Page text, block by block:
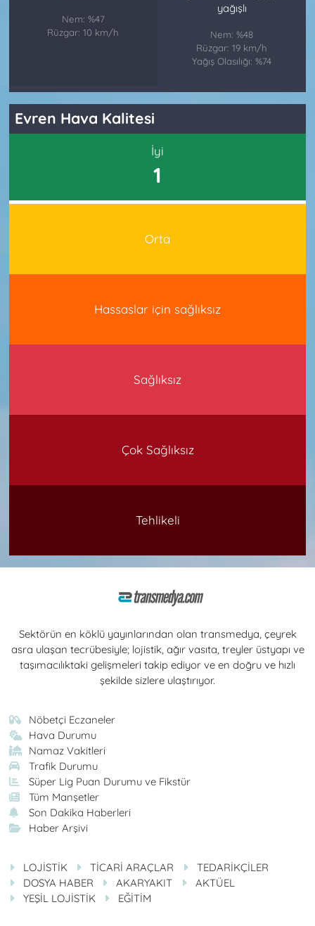
Nem: %47
Rüzgar: 10 km/h
yağışlı
Nem: %48
Rüzgar: 19 km/h
Yağış Olasılığı: %74
Evren Hava Kalitesi
İyi
1
Orta
Hassaslar için sağlıksız
Sağlıksız
Çok Sağlıksız
Tehlikeli
Sektörün en köklü yayınlarından olan transmedya, çeyrek
asra ulaşan tecrübesiyle; lojistik, ağır vasıta, treyler üstyapı ve
taşımacılıktaki gelişmeleri takip ediyor ve en doğru ve hızlı
şekilde sizlere ulaştırıyor.
Nöbetçi Eczaneler
Hava Durumu
Namaz Vakitleri
Trafik Durumu
Süper Lig Puan Durumu ve Fikstür
Tüm Manşetler
Son Dakika Haberleri
Haber Arşivi
LOJİSTİK TİCARİ ARAÇLAR
TEDARİKÇİLER
DOSYA HABER
AKARYAKIT
AKTÜEL
YEŞİL LOJİSTİK
EĞİTİM